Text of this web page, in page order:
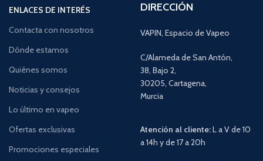
ENLACES DE INTERÉS
Contacta con nosotros
Dónde estamos
Quiénes somos
Noticias y consejos
Lo último en vapeo
Ofertas exclusivas
Promociones especiales
DIRECCIÓN
VAPIN, Espacio de Vapeo
C/Alameda de San Antón,
38, Bajo 2,
30205, Cartagena,
Murcia
Atención al cliente:L a V de 10
a 14h y de 17 a 20h